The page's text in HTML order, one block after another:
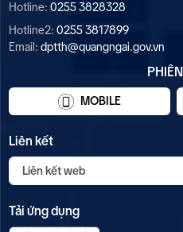
Hotline: 0255 3828328
Hotline2: 0255 3817899
Email: dptth@quangngai.gov.vn
MOBILE
Liên kết
Tải ứng dụng